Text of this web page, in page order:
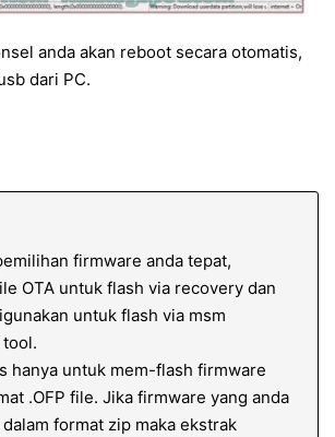
anda akan reboot secara otomatis,
dari PC.
firmware anda tepat,
OTA untuk flash via recovery dan
untuk flash via msm
hanya untuk mem-flash firmware
.OFP file. Jika firmware yang anda
format zip maka ekstrak